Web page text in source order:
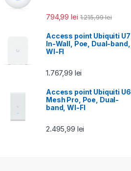
794,99lei 1.215,99lei
Access point Ubiquiti U7
In-Wall, Poe, Dual-band,
WI-FI
1.767,99 lei
Access point Ubiquiti U6
Mesh Pro, Poe, Dual-
band, WI-FI
2.495,99 lei